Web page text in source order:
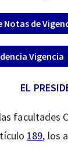
Notas de
Vigencia
EL
facultades
189, los